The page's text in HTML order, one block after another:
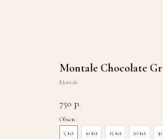
Montale Chocolate
Montale
750 р.
Объем
5 мл
10 мл 15 мл 20 мл